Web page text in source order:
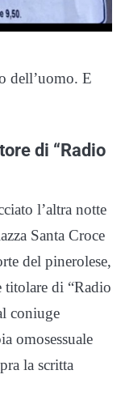
dell’uomo. E
di “Radio
l’altra notte
Santa Croce
del pinerolese,
titolare di “Radio
coniuge
omosessuale
la scritta